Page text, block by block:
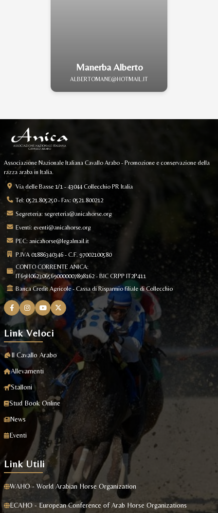
Manerba Alberto
ALBERTOMANE@HOTMAIL.IT
Associazione Nazionale Italiana Cavallo Arabo - Promozione e conservazione della
razza araba in Italia.
Via delle Basse 1/1 - 43044 Collecchio PR Italia
Tel: 0521.805250 - Fax: 0521.800212
Segreteria: segreteria@anicahorse.org
Eventi: eventi@anicahorse.org
PEC: anicahorse@legalmail.it
P.IVA 01886340346 - C.F. 97002100580
CONTO CORRENTE ANICA:
IT69H0623065690000007898162 - BIC CRPP IT2P411
Banca Credit Agricole - Cassa di Risparmio filiale di Collecchio
Link Veloci
Il Cavallo Arabo
Allevamenti
Stalloni
Stud Book Online
News
Eventi
Link Utili
WAHO - World Arabian Horse Organization
ECAHO - European Conference of Arab Horse Organizations